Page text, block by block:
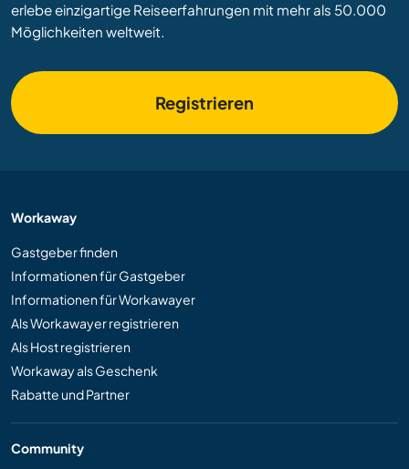
erlebe einzigartige Reiseerfahrungen mit mehr als 50.000
Möglichkeiten weltweit.
Registrieren
Workaway
Gastgeber finden
Informationen für Gastgeber
Informationen für Workawayer
Als Workawayer registrieren
Als Host registrieren
Workaway als Geschenk
Rabatte und Partner
Community